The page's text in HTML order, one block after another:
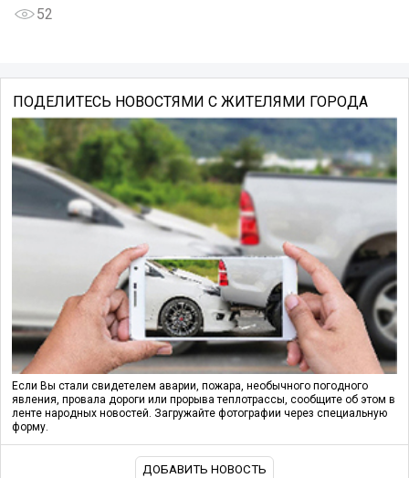
52
ПОДЕЛИТЕСЬ НОВОСТЯМИ С ЖИТЕЛЯМИ ГОРОДА
Если Вы стали свидетелем аварии, пожара, необычного погодного
явления, провала дороги или прорыва теплотрассы, сообщите об этом в
ленте народных новостей. Загружайте фотографии через специальную
форму.
ДОБАВИТЬ НОВОСТЬ